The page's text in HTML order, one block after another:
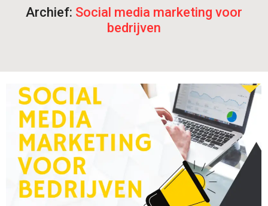
Archief: Social media marketing voor
bedrijven